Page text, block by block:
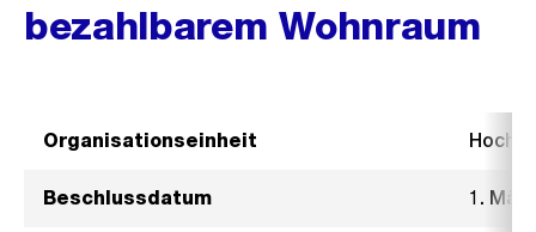
bezahlbarem Wohnraum
Organisationseinheit
Beschlussdatum 1.